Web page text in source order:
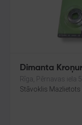
Dimanta
Rīga, Pērnavas iela
Stāvoklis